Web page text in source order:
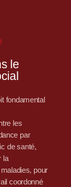
le
fondamental
les
par
de santé,
la
pour
coordonné